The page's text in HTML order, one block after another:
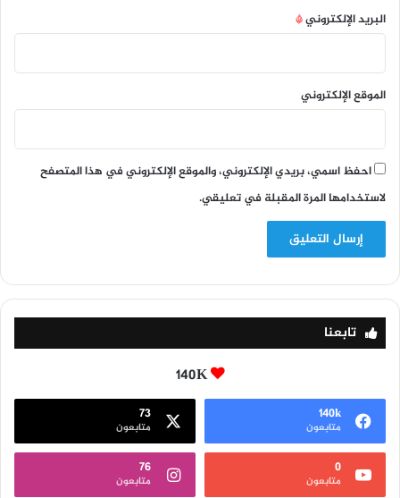
البريد الإلكتروني*
الموقع الإلكتروني
احفظ اسمي، بريدي الإلكتروني، والموقع الإلكتروني في هذا المتصفح
لاستخدامها المرة المقبلة في تعليقي.
تابعنا
140K
140k
متابعون
73
متابعون
0
متابعون
76
متابعون